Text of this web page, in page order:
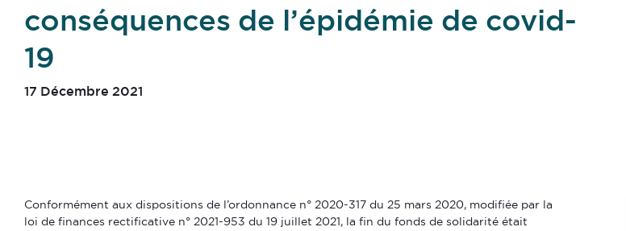
conséquences de l’épidémie de covid-
19
17 Décembre 2021
Conformément aux dispositions de l’ordonnance n° 2020-317 du 25 mars 2020, modifiée par la
loi de finances rectificative n° 2021-953 du 19 juillet 2021, la fin du fonds de solidarité était